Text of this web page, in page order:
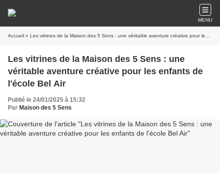
MENU
Accueil » Les vitrines de la Maison des 5 Sens : une véritable aventure créative pour les enfants de l'école Bel Air
Les vitrines de la Maison des 5 Sens : une
véritable aventure créative pour les enfants de
l'école Bel Air
Publié le 24/01/2025 à 15:32
Par Maison des 5 Sens